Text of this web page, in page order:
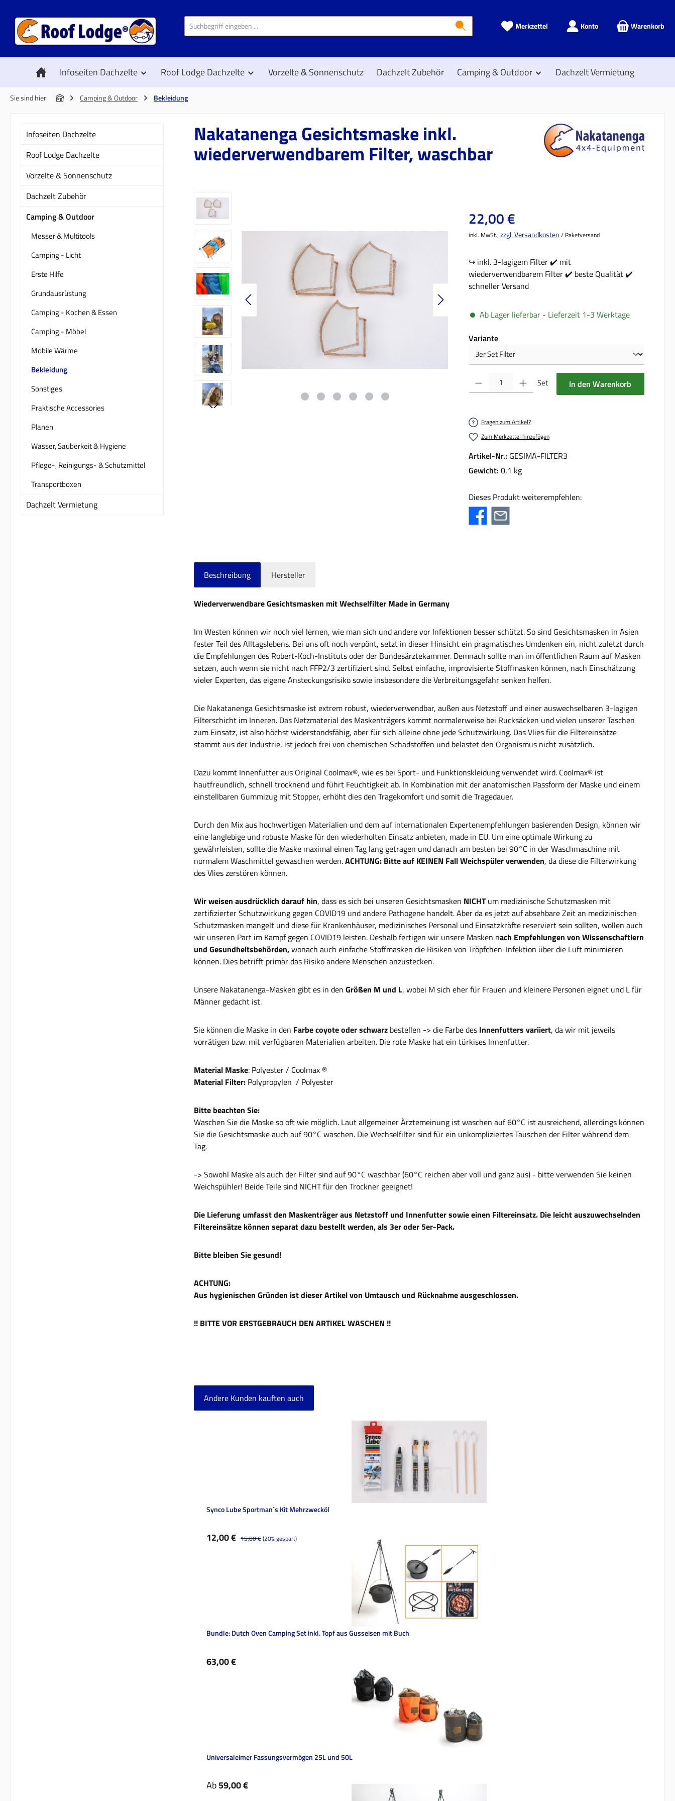
Merkzettel Konto Warenkorb
Infoseiten Dachzelte Roof Lodge Dachzelte Vorzelte & Sonnenschutz Dachzelt Zubehör Camping & Outdoor Dachzelt Vermietung
Sie sind hier: Camping & Outdoor Bekleidung
Infoseiten Dachzelte
Roof Lodge Dachzelte
Vorzelte & Sonnenschutz
Dachzelt Zubehör
Camping & Outdoor
Messer & Multitools
Camping - Licht
Erste Hilfe
Grundausrüstung
Camping - Kochen & Essen
Camping - Möbel
Mobile Wärme
Bekleidung
Sonstiges
Praktische Accessories
Planen
Wasser, Sauberkeit & Hygiene
Pflege-, Reinigungs- & Schutzmittel
Transportboxen
Dachzelt Vermietung
Nakatanenga Gesichtsmaske inkl.
wiederverwendbarem Filter, waschbar
Bildergalerie überspringen
Regulärer Preis:
22,00 €
inkl. MwSt.; zzgl. Versandkosten / Paketversand
↪️ inkl. 3-lagigem Filter ✔️ mit
wiederverwendbarem Filter ✔️ beste Qualität ✔️
schneller Versand
Ab Lager lieferbar - Lieferzeit 1-3 Werktage
Varianteauswählen
Produkt Anzahl: Gib den gewünschten Wert ein oder benutze die
Set In den Warenkorb
Fragen zum Artikel?
Zum Merkzettel hinzufügen
Artikel-Nr.: GESIMA-FILTER3
Gewicht: 0,1 kg
Dieses Produkt weiterempfehlen:
Beschreibung Hersteller
Wiederverwendbare Gesichtsmasken mit Wechselfilter Made in Germany
Im Westen können wir noch viel lernen, wie man sich und andere vor Infektionen besser schützt. So sind Gesichtsmasken in Asien
fester Teil des Alltagslebens. Bei uns oft noch verpönt, setzt in dieser Hinsicht ein pragmatisches Umdenken ein, nicht zuletzt durch
die Empfehlungen des Robert-Koch-Instituts oder der Bundesärztekammer. Demnach sollte man im öffentlichen Raum auf Masken
setzen, auch wenn sie nicht nach FFP2/3 zertifiziert sind. Selbst einfache, improvisierte Stoffmasken können, nach Einschätzung
vieler Experten, das eigene Ansteckungsrisiko sowie insbesondere die Verbreitungsgefahr senken helfen.
Die Nakatanenga Gesichtsmaske ist extrem robust, wiederverwendbar, außen aus Netzstoff und einer auswechselbaren 3-lagigen
Filterschicht im Inneren. Das Netzmaterial des Maskenträgers kommt normalerweise bei Rucksäcken und vielen unserer Taschen
zum Einsatz, ist also höchst widerstandsfähig, aber für sich alleine ohne jede Schutzwirkung. Das Vlies für die Filtereinsätze
stammt aus der Industrie, ist jedoch frei von chemischen Schadstoffen und belastet den Organismus nicht zusätzlich.
Dazu kommt Innenfutter aus Original Coolmax®, wie es bei Sport- und Funktionskleidung verwendet wird. Coolmax® ist
hautfreundlich, schnell trocknend und führt Feuchtigkeit ab. In Kombination mit der anatomischen Passform der Maske und einem
einstellbaren Gummizug mit Stopper, erhöht dies den Tragekomfort und somit die Tragedauer.
Durch den Mix aus hochwertigen Materialien und dem auf internationalen Expertenempfehlungen basierenden Design, können wir
eine langlebige und robuste Maske für den wiederholten Einsatz anbieten, made in EU. Um eine optimale Wirkung zu
gewährleisten, sollte die Maske maximal einen Tag lang getragen und danach am besten bei 90°C in der Waschmaschine mit
normalem Waschmittel gewaschen werden.ACHTUNG: Bitte auf KEINEN Fall Weichspüler verwenden, da diese die Filterwirkung
des Vlies zerstören können.
Wir weisen ausdrücklich darauf hin, dass es sich bei unseren Gesichtsmasken NICHTum medizinische Schutzmasken mit
zertifizierter Schutzwirkung gegen COVID19 und andere Pathogene handelt. Aber da es jetzt auf absehbare Zeit an medizinischen
Schutzmasken mangelt und diese für Krankenhäuser, medizinisches Personal und Einsatzkräfte reserviert sein sollten, wollen auch
wir unseren Part im Kampf gegen COVID19 leisten. Deshalb fertigen wir unsere Masken nach Empfehlungen von Wissenschaftlern
und Gesundheitsbehörden,wonach auch einfache Stoffmasken die Risiken von Tröpfchen-Infektion über die Luft minimieren
können. Dies betrifft primär das Risiko andere Menschen anzustecken.
Unsere Nakatanenga-Masken gibt es in den Größen M und L, wobei M sich eher für Frauen und kleinere Personen eignet und L für
Männer gedacht ist.
Sie können die Maske in den Farbe coyote oder schwarz bestellen -> die Farbe des Innenfutters variiert, da wir mit jeweils
vorrätigen bzw. mit verfügbaren Materialien arbeiten. Die rote Maske hat ein türkises Innenfutter.
Material Maske: Polyester / Coolmax ®
Material Filter: Polypropylen / Polyester
Bitte beachten Sie:
Waschen Sie die Maske so oft wie möglich. Laut allgemeiner Ärztemeinung ist waschen auf 60°C ist ausreichend, allerdings können
Sie die Gesichtsmaske auch auf 90°C waschen. Die Wechselfilter sind für ein unkompliziertes Tauschen der Filter während dem
Tag.
-> Sowohl Maske als auch der Filter sind auf 90°C waschbar (60°C reichen aber voll und ganz aus) - bitte verwenden Sie keinen
Weichspühler! Beide Teile sind NICHT für den Trockner geeignet!
Die Lieferung umfasst den Maskenträger aus Netzstoff und Innenfutter sowie einen Filtereinsatz. Die leicht auszuwechselnden
Filtereinsätze können separat dazu bestellt werden, als 3er oder 5er-Pack.
Bitte bleiben Sie gesund!
ACHTUNG:
Aus hygienischen Gründen ist dieser Artikel von Umtausch und Rücknahme ausgeschlossen.
!! BITTE VOR ERSTGEBRAUCH DEN ARTIKEL WASCHEN !!
Andere Kunden kauften auch
Synco Lube Sportman`s Kit Mehrzwecköl
Verkaufspreis:
12,00 € Regulärer Preis:
15,00 €(20% gespart)
Bundle: Dutch Oven Camping Set inkl. Topf aus Gusseisen mit Buch
Regulärer Preis:
63,00 €
Universaleimer Fassungsvermögen 25L und 50L
Regulärer Preis:
Ab59,00 €